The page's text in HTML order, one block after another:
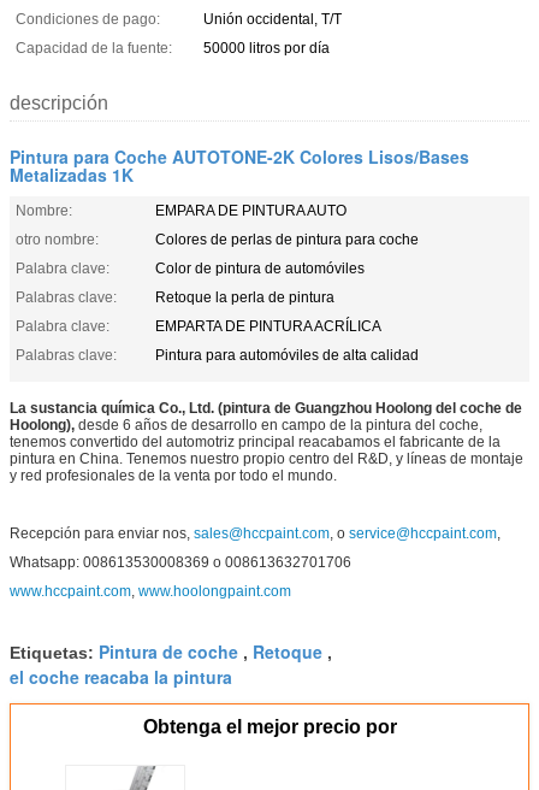
Condiciones de pago:
Unión occidental, T/T
Capacidad de la fuente:
50000 litros por día
descripción
Pintura para Coche AUTOTONE-2K Colores Lisos/Bases
Metalizadas 1K
Nombre:
EMPARA DE PINTURA AUTO
otro nombre:
Colores de perlas de pintura para coche
Palabra clave:
Color de pintura de automóviles
Palabras clave:
Retoque la perla de pintura
Palabra clave:
EMPARTA DE PINTURA ACRÍLICA
Palabras clave:
Pintura para automóviles de alta calidad
La sustancia química Co., Ltd. (pintura de Guangzhou Hoolong del coche de
Hoolong), desde 6 años de desarrollo en campo de la pintura del coche,
tenemos convertido del automotriz principal reacabamos el fabricante de la
pintura en China. Tenemos nuestro propio centro del R&D, y líneas de montaje
y red profesionales de la venta por todo el mundo.
Recepción para enviar nos, sales@hccpaint.com, o service@hccpaint.com,
Whatsapp: 008613530008369 o 008613632701706
www.hccpaint.com, www.hoolongpaint.com
Etiquetas: Pintura de coche , Retoque ,
el coche reacaba la pintura
Obtenga el mejor precio por